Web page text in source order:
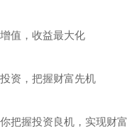
值，收益最大化
资，把握财富先机
把握投资良机，实现财富